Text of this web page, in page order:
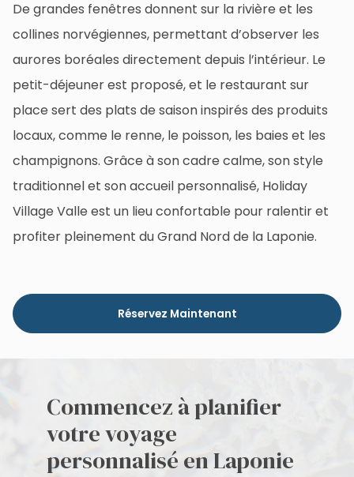
De grandes fenêtres donnent sur la rivière et les
collines norvégiennes, permettant d’observer les
aurores boréales directement depuis l’intérieur. Le
petit-déjeuner est proposé, et le restaurant sur
place sert des plats de saison inspirés des produits
locaux, comme le renne, le poisson, les baies et les
champignons. Grâce à son cadre calme, son style
traditionnel et son accueil personnalisé, Holiday
Village Valle est un lieu confortable pour ralentir et
profiter pleinement du Grand Nord de la Laponie.
Réservez Maintenant
Commencez à planifier
votre voyage
personnalisé en Laponie